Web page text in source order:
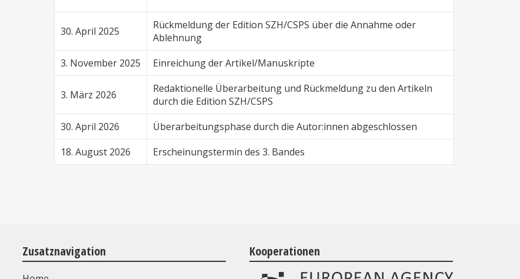
30. April 2025
Rückmeldung der Edition SZH/CSPS über die Annahme oder
Ablehnung
3. November 2025
Einreichung der Artikel/Manuskripte
3. März 2026
Redaktionelle Überarbeitung und Rückmeldung zu den Artikeln
durch die Edition SZH/CSPS
30. April 2026
Überarbeitungsphase durch die Autor:innen abgeschlossen
18. August 2026
Erscheinungstermin des 3. Bandes
Zusatznavigation Kooperationen